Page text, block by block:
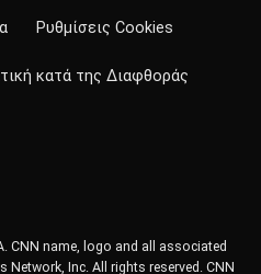
Ρυθμίσεις Cookies
κατά της Διαφθοράς
CNN name, logo and all associated
Inc. All rights reserved. CNN